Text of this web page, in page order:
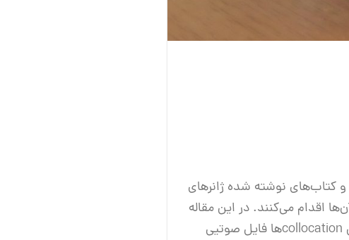
و کتاب‌های نوشته شده ژانر‌های
اقدام می‌کنند. در این مقاله
ما قصد داریم تا Films and Books Collocation را یاد بگیریم. برای یادگیری بهتر این collocationها فایل صوتیی